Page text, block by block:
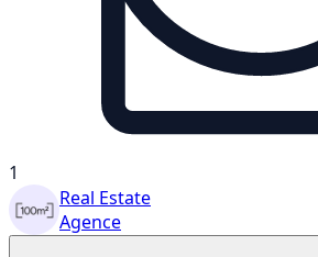
1
Real Estate
Agence